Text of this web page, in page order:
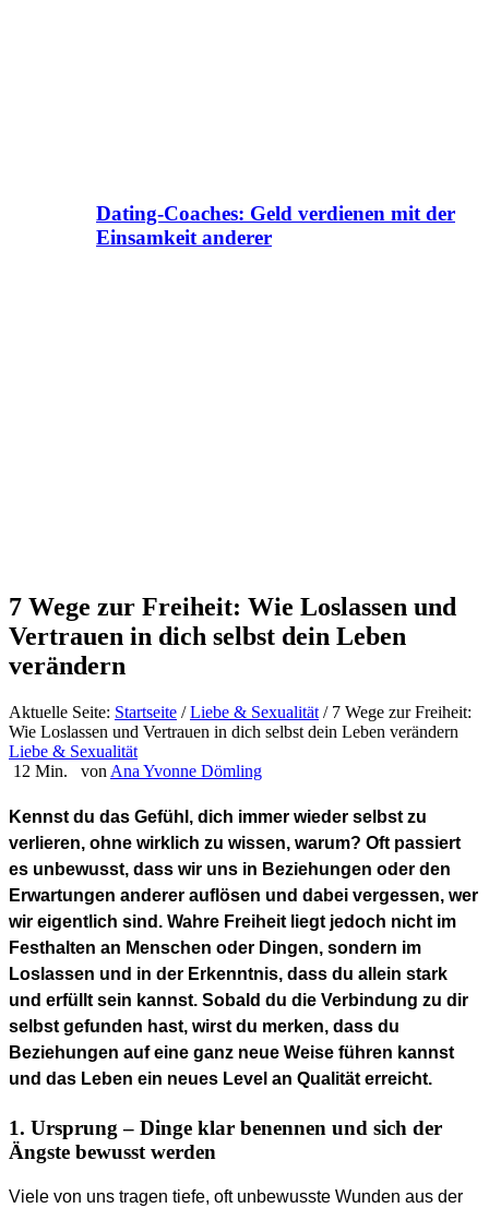
Dating-Coaches: Geld verdienen mit der
Einsamkeit anderer
7 Wege zur Freiheit: Wie Loslassen und
Vertrauen in dich selbst dein Leben
verändern
Aktuelle Seite: Startseite / Liebe & Sexualität /7 Wege zur Freiheit:
Wie Loslassen und Vertrauen in dich selbst dein Leben verändern
Liebe & Sexualität
12 Min.
von Ana Yvonne Dömling
Kennst du das Gefühl, dich immer wieder selbst zu
verlieren, ohne wirklich zu wissen, warum? Oft passiert
es unbewusst, dass wir uns in Beziehungen oder den
Erwartungen anderer auflösen und dabei vergessen, wer
wir eigentlich sind. Wahre Freiheit liegt jedoch nicht im
Festhalten an Menschen oder Dingen, sondern im
Loslassen und in der Erkenntnis, dass du allein stark
und erfüllt sein kannst. Sobald du die Verbindung zu dir
selbst gefunden hast, wirst du merken, dass du
Beziehungen auf eine ganz neue Weise führen kannst
und das Leben ein neues Level an Qualität erreicht.
1. Ursprung – Dinge klar benennen und sich der
Ängste bewusst werden
Viele von uns tragen tiefe, oft unbewusste Wunden aus der